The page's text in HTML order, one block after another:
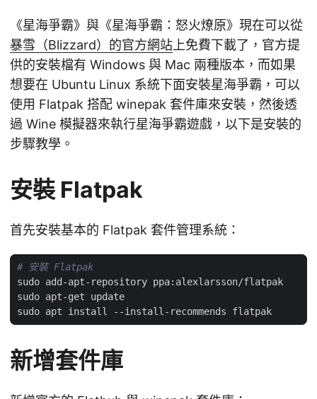
《星海爭霸》與《星海爭霸：怒火燎原》現在可以從
暴雪（Blizzard）的官方網站上免費下載了，官方提
供的安裝檔有 Windows 與 Mac 兩種版本，而如果
想要在 Ubuntu Linux 系統下面安裝星海爭霸，可以
使用 Flatpak 搭配 winepak 套件庫來安裝，然後透
過 Wine 模擬器來執行星海爭霸遊戲，以下是安裝的
步驟教學。
安裝 Flatpak
首先安裝基本的 Flatpak 套件管理系統：
# 安裝 Flatpak
新增套件庫